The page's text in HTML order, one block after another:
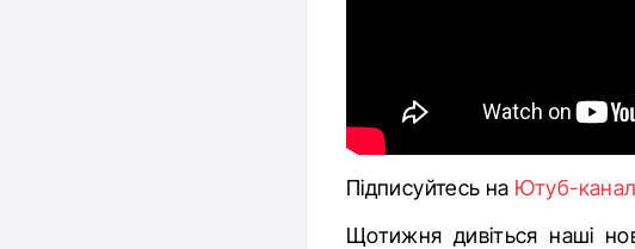
Підписуйтесь на Ютуб-
Щотижня дивіться наші